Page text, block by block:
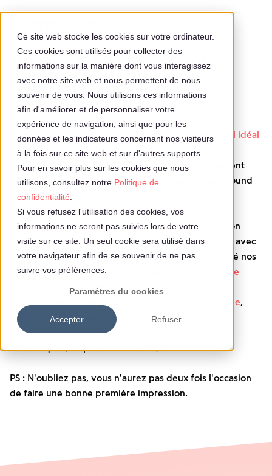
Ce site web stocke les cookies sur votre ordinateur.
Ces cookies sont utilisés pour collecter des
informations sur la manière dont vous interagissez
avec notre site web et nous permettent de nous
souvenir de vous. Nous utilisons ces informations
afin d'améliorer et de personnaliser votre
expérience de navigation, ainsi que pour les
données et les indicateurs concernant nos visiteurs
à la fois sur ce site web et sur d'autres supports.
Pour en savoir plus sur les cookies que nous
utilisons, consultez notre Politique de
confidentialité
Si vous refusez l'utilisation des cookies, vos
informations ne seront pas suivies lors de votre
visite sur ce site. Un seul cookie sera utilisé dans
votre navigateur afin de se souvenir de ne pas
suivre vos préférences.
Paramètres du cookies
Accepter Refuser
Invitez vos participants
grâce à des mails
d'invitation de qualité
Il est de notoriété publique que les mails sont l'outil idéal
pour inviter les participants à vos événements.
Néanmoins, créer l'email parfait peut être légèrement
déstabilisant pour quelqu'un qui n'a pas un background
de designer en béton…
Eventdrivevous simplifie la tâche grâce à sa solution
d'éditeur de mails. Nous avions à cœur de partager avec
vous quelques exemples qui ont réellement impacté nos
événements : mail d'invitation pour un
lancement de
, mail d'invitation pour un
séminaire interne,
mail d'invitation pour une
soirée d'entreprise
Alors cliquez, inspirez et créez ! 😉
PS : N'oubliez pas, vous n'aurez pas deux fois l'occasion
de faire une bonne première impression.